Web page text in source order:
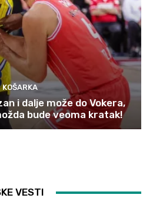
KOŠARKA
i dalje može do Vokera,
bude veoma kratak!
VESTI